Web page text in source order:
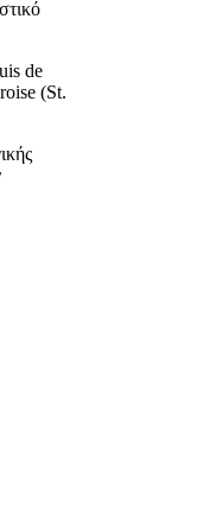
de
(St.